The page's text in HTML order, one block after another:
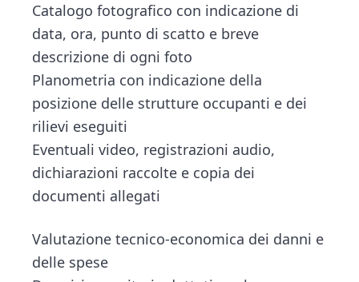
Catalogo fotografico con indicazione di
data, ora, punto di scatto e breve
descrizione di ogni foto
Planometria con indicazione della
posizione delle strutture occupanti e dei
rilievi eseguiti
Eventuali video, registrazioni audio,
dichiarazioni raccolte e copia dei
documenti allegati
Valutazione tecnico-economica dei danni e
delle spese